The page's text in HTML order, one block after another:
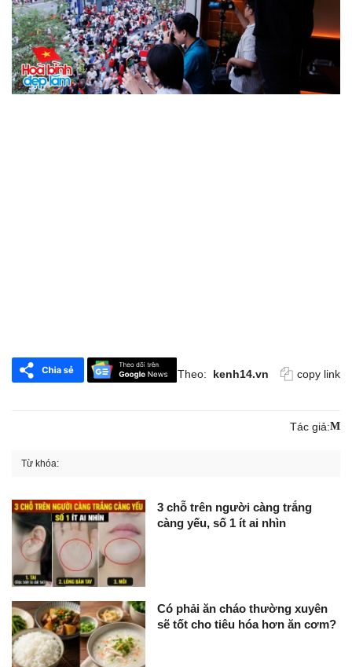
Theo: kenh14.vn copy link
Tác giả:M
Từ khóa:
3 chỗ trên người càng trắng
càng yếu, số 1 ít ai nhìn
Có phải ăn cháo thường xuyên
sẽ tốt cho tiêu hóa hơn ăn cơm?